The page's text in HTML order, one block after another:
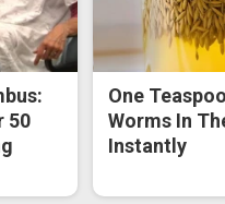
50
One
Worms In
Instantly